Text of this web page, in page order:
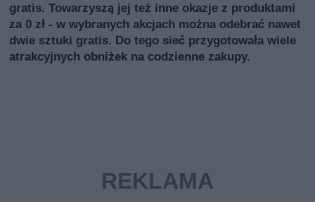
gratis. Towarzyszą jej też inne okazje z produktami
za 0 zł - w wybranych akcjach można odebrać nawet
dwie sztuki gratis. Do tego sieć przygotowała wiele
atrakcyjnych obniżek na codzienne zakupy.